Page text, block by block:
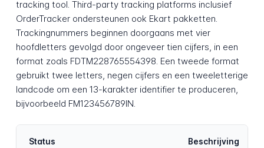
tracking tool. Third-party tracking platforms inclusief
OrderTracker ondersteunen ook Ekart pakketten.
Trackingnummers beginnen doorgaans met vier
hoofdletters gevolgd door ongeveer tien cijfers, in een
format zoals FDTM228765554398. Een tweede format
gebruikt twee letters, negen cijfers en een tweeletterige
landcode om een 13-karakter identifier te produceren,
bijvoorbeeld FM123456789IN.
Status Beschrijving